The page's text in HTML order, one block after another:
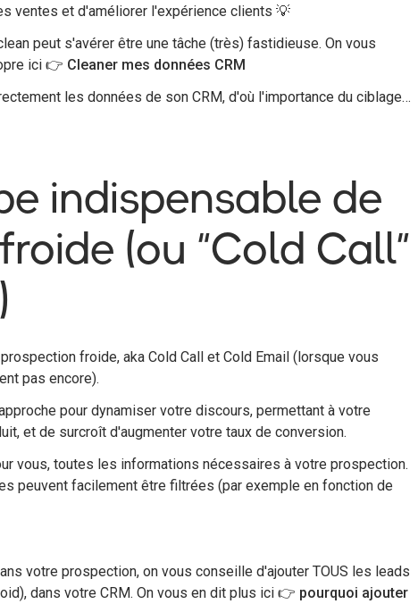
ventes et d'améliorer l'expérience clients 💡
peut s'avérer être une tâche (très) fastidieuse. On vous
ici 👉 Cleaner mes données CRM
les données de son CRM, d'où l'importance du ciblage…
indispensable de
(ou “Cold Call”
froide, aka Cold Call et Cold Email (lorsque vous
pas encore).
pour dynamiser votre discours, permettant à votre
et de surcroît d'augmenter votre taux de conversion.
vous, toutes les informations nécessaires à votre prospection.
peuvent facilement être filtrées (par exemple en fonction de
votre prospection, on vous conseille d'ajouter TOUS les leads
dans votre CRM. On vous en dit plus ici 👉 pourquoi ajouter